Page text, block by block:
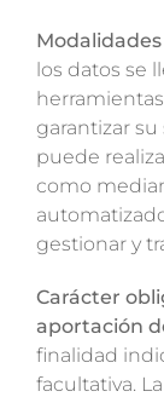
los datos se
garantizar
puede
como
gestionar y
Carácter
aportación
finalidad
facultativa.